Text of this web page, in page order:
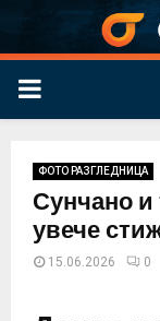
PRIMARY
ФОТО РАЗГЛЕДНИЦА
Сунчано и
увече
15.06.2026 0